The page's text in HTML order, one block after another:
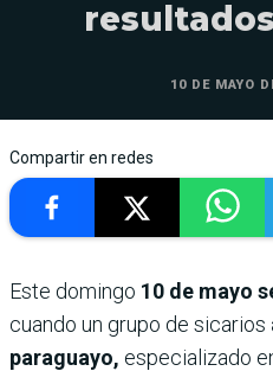
10 DE MAYO
Compartir en redes
Este domingo 10 de mayo
cuando un grupo de sicarios
paraguayo, especializado